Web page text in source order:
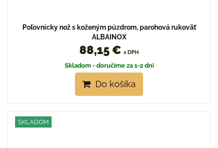
Poľovnícky nož s koženým púzdrom, parohová rukoväť
ALBAINOX
88,15 € s DPH
Skladom - doručíme za 1-2 dni
Do košíka
SKLADOM